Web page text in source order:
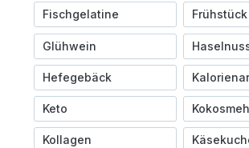
Fischgelatine Frühstück
Glühwein
Hefegebäck
Keto
Kollagen